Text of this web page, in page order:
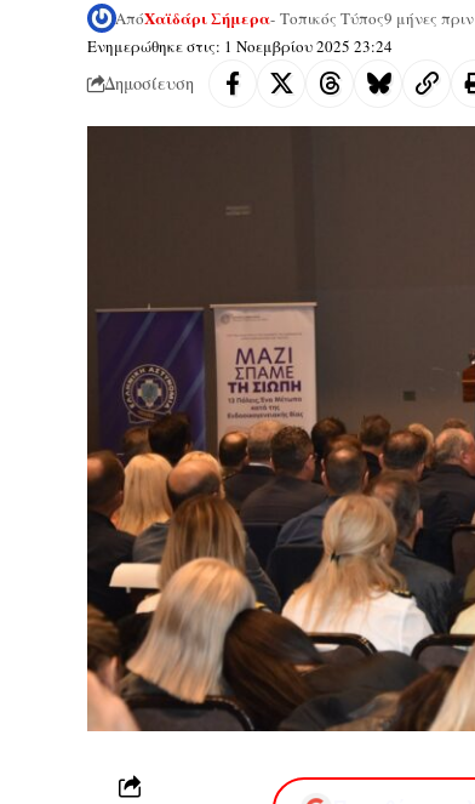
Ενημερώθηκε στις: 1 Νοεμβρίου 2025 23:24
ΑπόΧαϊδάρι Σήμερα- Τοπικός Τύπος9 μήνες πριν
Δημοσίευση